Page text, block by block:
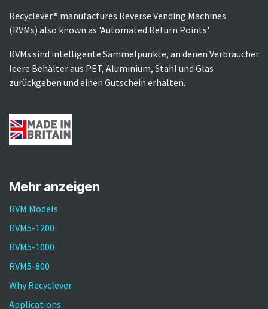
Recyclever® manufactures Reverse Vending Machines
(RVMs) also known as 'Automated Return Points'.
RVMs sind intelligente Sammelpunkte, an denen Verbraucher
leere Behälter aus PET, Aluminium, Stahl und Glas
zurückgeben und einen Gutschein erhalten.​
Mehr anzeigen
RVM Models
RVM5-1200
RVM5-1000
RVM5-800
Why Recyclever
Applications